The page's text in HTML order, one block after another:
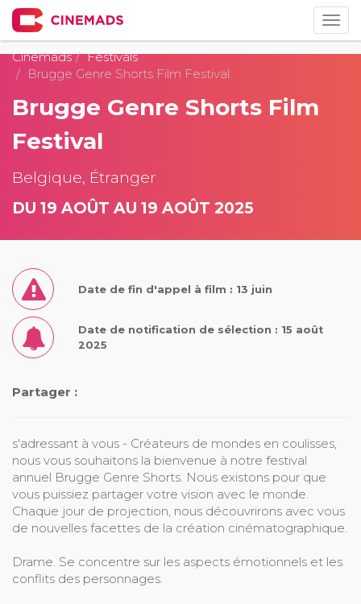
Cinemads
Festivals
Brugge Genre Shorts Film Festival
Brugge Genre Shorts Film
Festival
Belgique, Étranger
DU 19 AOÛT AU 19 AOÛT 2025
Date de fin d'appel à film : 13 juin
Date de notification de sélection : 15 août
2025
Partager :
s'adressant à vous - Créateurs de mondes en coulisses,
nous vous souhaitons la bienvenue à notre festival
annuel Brugge Genre Shorts. Nous existons pour que
vous puissiez partager votre vision avec le monde.
Chaque jour de projection, nous découvrirons avec vous
de nouvelles facettes de la création cinématographique.
Drame. Se concentre sur les aspects émotionnels et les
conflits des personnages.